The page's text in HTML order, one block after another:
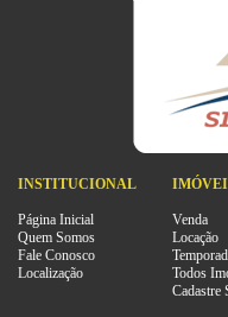
INSTITUCIONAL
Página Inicial
Quem Somos
Fale Conosco
Localização
Venda
Locação
Todos
Cadastre